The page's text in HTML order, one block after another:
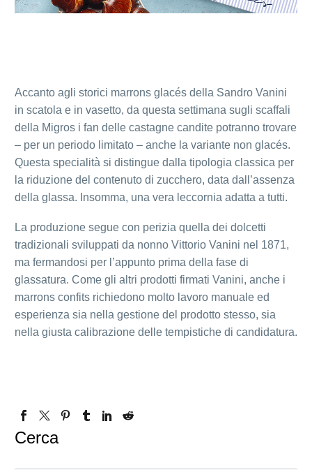
Accanto agli storici marrons glacés della Sandro Vanini
in scatola e in vasetto, da questa settimana sugli scaffali
della Migros i fan delle castagne candite potranno trovare
– per un periodo limitato – anche la variante non glacés.
Questa specialità si distingue dalla tipologia classica per
la riduzione del contenuto di zucchero, data dall’assenza
della glassa. Insomma, una vera leccornia adatta a tutti.
La produzione segue con perizia quella dei dolcetti
tradizionali sviluppati da nonno Vittorio Vanini nel 1871,
ma fermandosi per l’appunto prima della fase di
glassatura. Come gli altri prodotti firmati Vanini, anche i
marrons confits richiedono molto lavoro manuale ed
esperienza sia nella gestione del prodotto stesso, sia
nella giusta calibrazione delle tempistiche di candidatura.
Cerca